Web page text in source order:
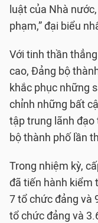
luật của Nhà
phạm,” đại biểu
Với tinh thần
cao, Đảng bộ
khắc phục những
chỉnh những bất
tập trung lãnh
bộ thành phố lần
Trong nhiệm kỳ,
đã tiến hành kiểm
7 tổ chức đảng và
tổ chức đảng và